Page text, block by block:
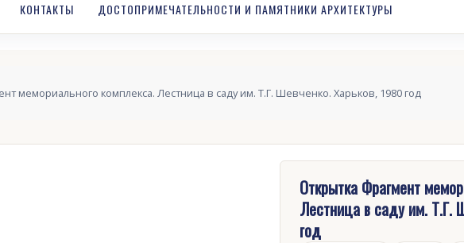
КОНТАКТЫ ДОСТОПРИМЕЧАТЕЛЬНОСТИ И ПАМЯТНИКИ АРХИТЕКТУРЫ
мемориального комплекса. Лестница в саду им. Т.Г. Шевченко. Харьков, 1980 год
Открытка Фрагмент
Лестница в саду им. Т.Г.
год